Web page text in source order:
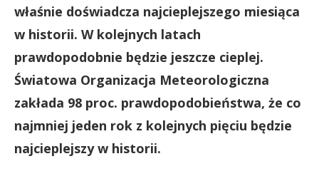
właśnie doświadcza najcieplejszego miesiąca
w historii. W kolejnych latach
prawdopodobnie będzie jeszcze cieplej.
Światowa Organizacja Meteorologiczna
zakłada 98 proc. prawdopodobieństwa, że co
najmniej jeden rok z kolejnych pięciu będzie
najcieplejszy w historii.